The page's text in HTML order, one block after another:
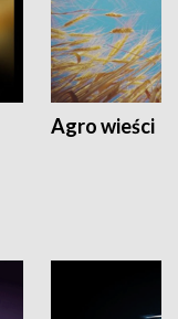
Agro wieści